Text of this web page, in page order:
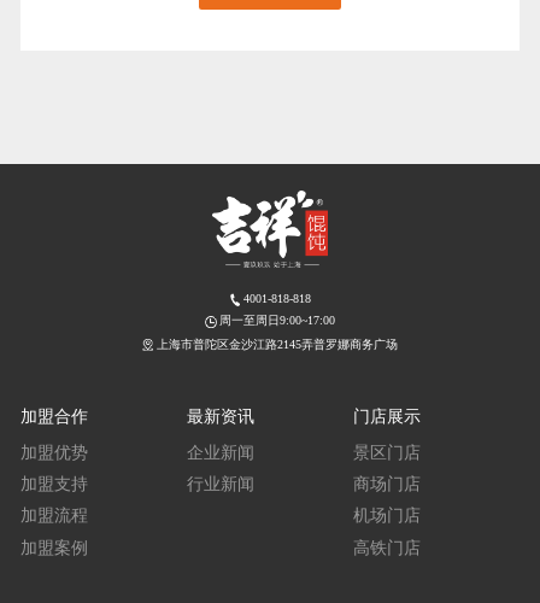
4001-818-818
周一至周日9:00~17:00
上海市普陀区金沙江路2145弄普罗娜商务广场
加盟合作
加盟优势
加盟支持
加盟流程
加盟案例
最新资讯
企业新闻
行业新闻
门店展示
景区门店
商场门店
机场门店
高铁门店